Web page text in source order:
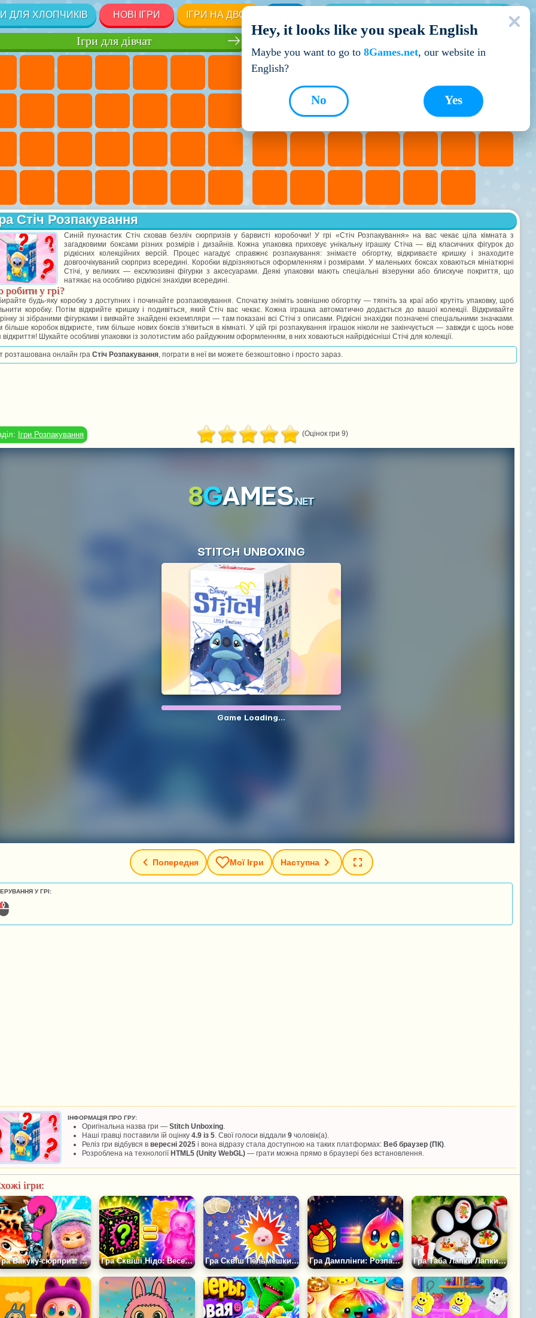
ДЛЯ ХЛОПЧИКІВ НОВІ ІГРИ ІГРИ НА ДВОХ
Кращі ігри
Ігри для дівчат
Стіч Розпакування
Синій пухнастик Стіч сховав безліч сюрпризів у барвисті коробочки! У грі «Стіч Розпакування» на вас чекає ціла кімната з
загадковими боксами різних розмірів і дизайнів. Кожна упаковка приховує унікальну іграшку Стіча — від класичних фігурок до
рідкісних колекційних версій. Процес нагадує справжнє розпакування: знімаєте обгортку, відкриваєте кришку і знаходите
довгоочікуваний сюрприз всередині. Коробки відрізняються оформленням і розмірами. У маленьких боксах ховаються мініатюрні
Стічі, у великих — ексклюзивні фігурки з аксесуарами. Деякі упаковки мають спеціальні візерунки або блискуче покриття, що
натякає на особливо рідкісні знахідки всередині.
у грі?
будь-яку коробку з доступних і починайте розпаковування. Спочатку зніміть зовнішню обгортку — тягніть за краї або крутіть упаковку, щоб
коробку. Потім відкрийте кришку і подивіться, який Стіч вас чекає. Кожна іграшка автоматично додається до вашої колекції. Відкривайте
зі зібраними фігурками і вивчайте знайдені екземпляри — там показані всі Стічі з описами. Рідкісні знахідки позначені спеціальними значками.
більше коробок відкриєте, тим більше нових боксів з'явиться в кімнаті. У цій грі розпакування іграшок ніколи не закінчується — завжди є щось нове
відкриття! Шукайте особливі упаковки із золотистим або райдужним оформленням, в них ховаються найрідкісніші Стічі для колекції.
розташована онлайн гра Стіч Розпакування, пограти в неї ви можете безкоштовно і просто зараз.
Ігри Розпакування (Оцінок гри 9)
Попередня Мої Ігри Наступна
У ГРІ:
ІНФОРМАЦІЯ ПРО ГРУ:
Оригінальна назва гри — Stitch Unboxing.
Наші гравці поставили їй оцінку 4.9 із 5. Свої голоси віддали 9 чоловік(а).
Реліз гри відбувся в вересні 2025 і вона відразу стала доступною на таких платформах: Веб браузер (ПК).
Розроблена на технології HTML5 (Unity WebGL) — грати можна прямо в браузері без встановлення.
ігри:
Гра Вакуку-сюрприз: Розпакування Гра Сквіші Нідо: Веселе Розпакування Гра Сквіш Пельмешки: Розпакування Гра Дамплінги: Розпакування Гра Таба Лапки Лапки Сквіш Новорічна Розпакування
Hey, it looks like you speak English
Maybe you want to go to 8Games.net, our website in
English?
Yes
No